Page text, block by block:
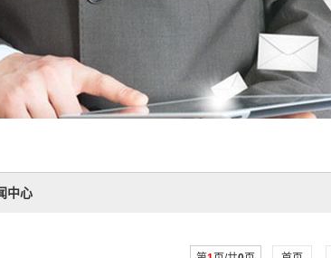
中心